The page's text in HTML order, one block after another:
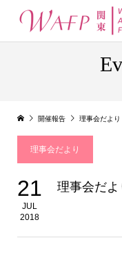
開催報告 理事会だより
理事会だより
21
JUL
2018
理事会だ